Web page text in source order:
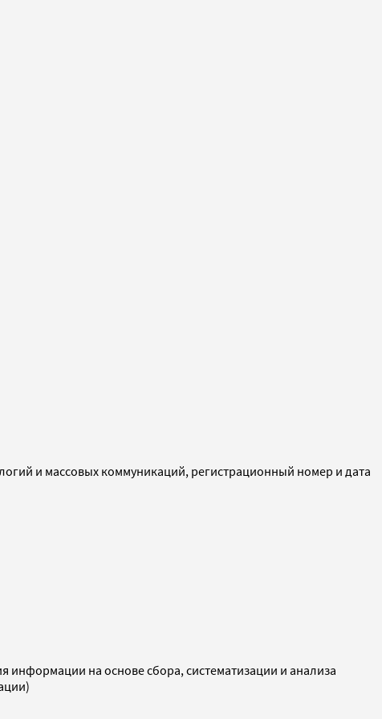
и массовых коммуникаций, регистрационный номер и дата
на основе сбора, систематизации и анализа